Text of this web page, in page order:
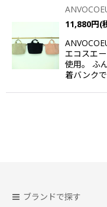
11,880円(
エコスエ
使用。 ふ
着バンク
ブランドで探す